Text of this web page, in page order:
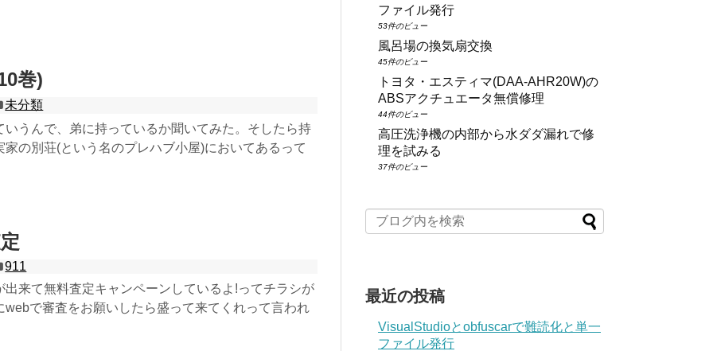
巻)
未分類
いうんで、弟に持っているか聞いてみた。そしたら持
家の別荘(という名のプレハブ小屋)においてあるって
911
出来て無料査定キャンペーンしているよ!ってチラシが
webで審査をお願いしたら盛って来てくれって言われ
ファイル発行
53件のビュー
風呂場の換気扇交換
45件のビュー
トヨタ・エスティマ(DAA‑AHR20W)の
ABSアクチュエータ無償修理
44件のビュー
高圧洗浄機の内部から水ダダ漏れで修
理を試みる
37件のビュー
最近の投稿
VisualStudioとobfuscarで難読化と単一
ファイル発行